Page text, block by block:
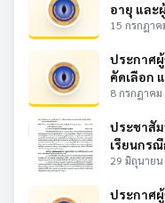
อายุ และ
15 กรกฎาค
ประกาศ
คัดเลือก
8 กรกฎาคม
ประชาสัม
เรียนกร
29 มิถุนาย
ประกาศ